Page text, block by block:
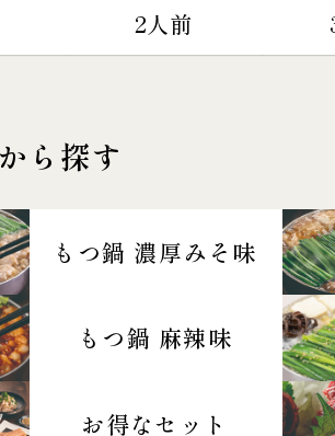
2人前
ら探す
もつ鍋 濃厚みそ味
もつ鍋 麻辣味
お得なセット